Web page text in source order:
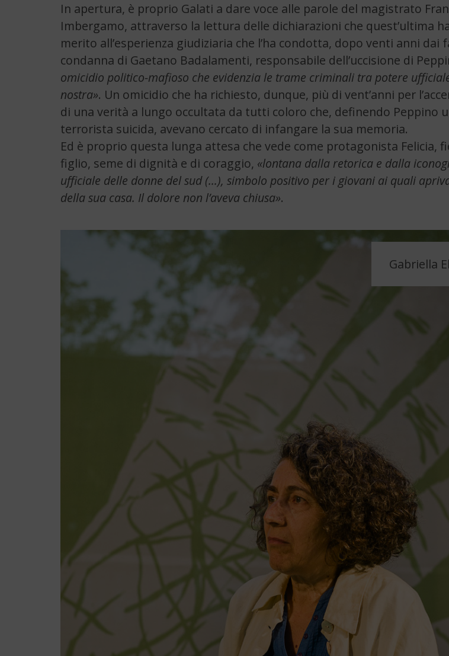
In apertura, è proprio Galati a dare voce alle parole del magistrato
Imbergamo, attraverso la lettura delle dichiarazioni che quest’ultima
merito all’esperienza giudiziaria che l’ha condotta, dopo venti anni dai
condanna di Gaetano Badalamenti, responsabile dell’uccisione di
omicidio politico-mafioso che evidenzia le trame criminali tra potere
nostra». Un omicidio che ha richiesto, dunque, più di vent’anni per
di una verità a lungo occultata da tutti coloro che, definendo Peppino
terrorista suicida, avevano cercato di infangare la sua memoria.
Ed è proprio questa lunga attesa che vede come protagonista Felicia,
figlio, seme di dignità e di coraggio, «lontana dalla retorica e dalla
ufficiale delle donne del sud (…), simbolo positivo per i giovani ai quali
della sua casa. Il dolore non l’aveva chiusa».
Gabriella